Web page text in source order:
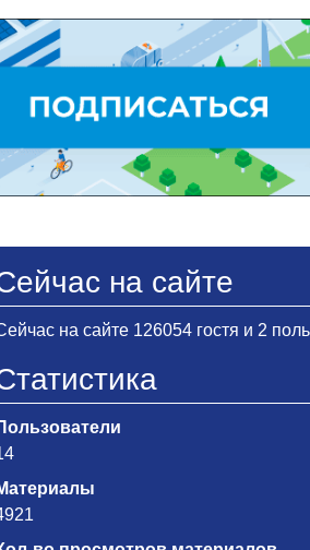
на сайте
на сайте 126054 гостя и 2